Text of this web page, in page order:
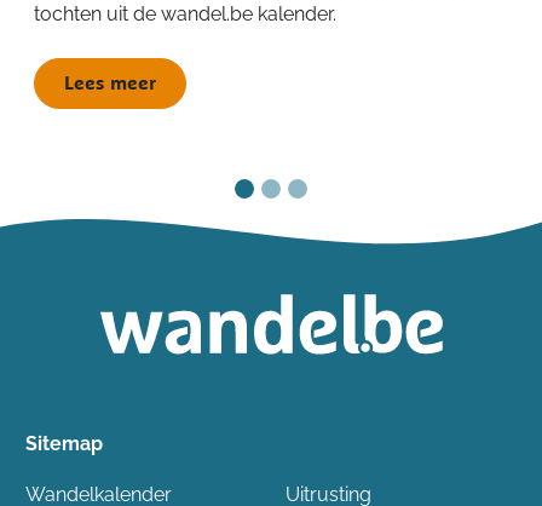
tochten uit de wandel.be kalender.
Lees meer
Sitemap
Wandelkalender
Uitrusting